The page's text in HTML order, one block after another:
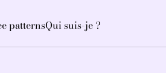
patternsQui suis-je ?